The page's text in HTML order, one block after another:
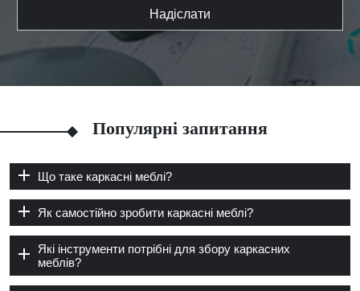
Надіслати
Популярні запитання
Що таке каркасні меблі?
Як самостійно зробити каркасні меблі?
Які інструменти потрібні для збору каркасних
меблів?